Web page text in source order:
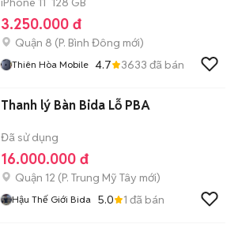
3.250.000 đ
Quận 8 (P. Bình Đông mới)
Thiên Hòa Mobile 4.7 3633 đã bán
Thanh lý Bàn Bida Lỗ PBA
Đã sử dụng
16.000.000 đ
Quận 12 (P. Trung Mỹ Tây mới)
Hậu Thế Giới Bida 5.0 1 đã bán